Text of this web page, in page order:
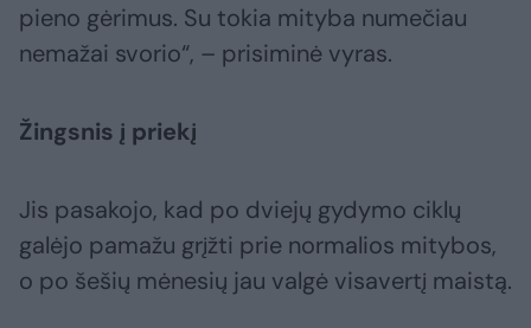
pieno gėrimus. Su tokia mityba numečiau
nemažai svorio“, – prisiminė vyras.
Žingsnis į priekį
Jis pasakojo, kad po dviejų gydymo ciklų
galėjo pamažu grįžti prie normalios mitybos,
o po šešių mėnesių jau valgė visavertį maistą.